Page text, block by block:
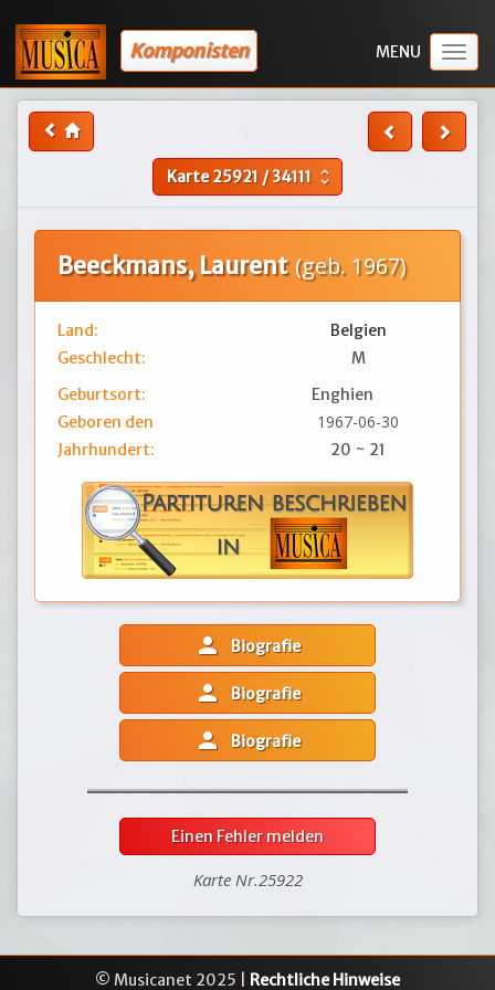
Komponisten
Karte25921 /34111 unfold_more
Beeckmans, Laurent (geb. 1967)
Land:
Belgien
Geschlecht:
M
Geburtsort:
Enghien
Geboren den
1967-06-30
Jahrhundert: 20 ~ 21
person Biografie
person Biografie
person Biografie
Einen Fehler melden
Karte Nr.25922
© Musicanet 2025 | Rechtliche Hinweise